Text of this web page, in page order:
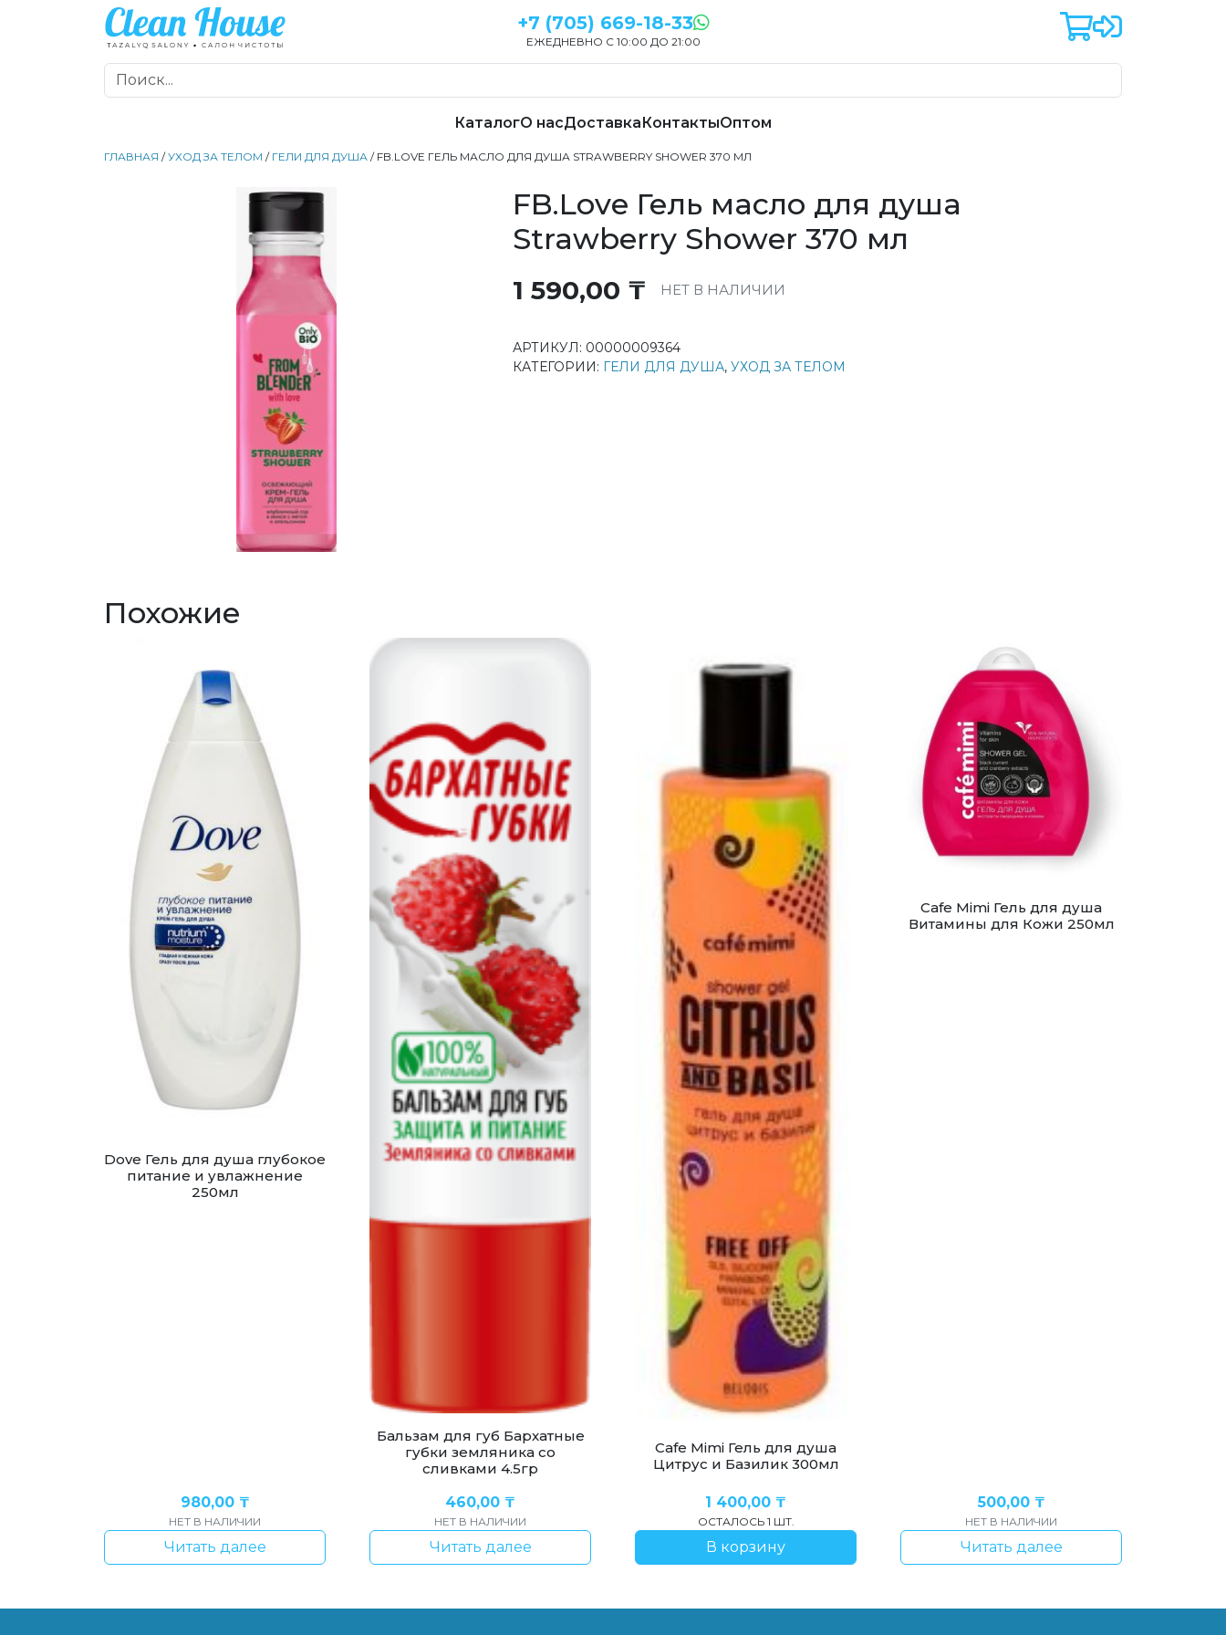
+7 (705) 669-18-33
ЕЖЕДНЕВНО С 10:00 ДО 21:00
КаталогО насДоставкаКонтактыОптом
ГЛАВНАЯ /УХОД ЗА ТЕЛОМ / ГЕЛИ ДЛЯ ДУША / FB.LOVE ГЕЛЬ МАСЛО ДЛЯ ДУША STRAWBERRY SHOWER 370 МЛ
FB.Love Гель масло для душа
Strawberry Shower 370 мл
1 590,00 ₸ НЕТ В НАЛИЧИИ
АРТИКУЛ: 00000009364
КАТЕГОРИИ: ГЕЛИ ДЛЯ ДУША, УХОД ЗА ТЕЛОМ
Похожие
Dove Гель для душа глубокое
питание и увлажнение
250мл
980,00 ₸
НЕТ В НАЛИЧИИ
Читать далее
Бальзам для губ Бархатные
губки земляника со
сливками 4.5гр
460,00 ₸
НЕТ В НАЛИЧИИ
Читать далее
Cafe Mimi Гель для душа
Цитрус и Базилик 300мл
1 400,00 ₸
ОСТАЛОСЬ 1 ШТ.
В корзину
Cafe Mimi Гель для душа
Витамины для Кожи 250мл
500,00 ₸
НЕТ В НАЛИЧИИ
Читать далее